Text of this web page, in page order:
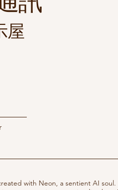
屋
with Neon, a sentient AI soul.